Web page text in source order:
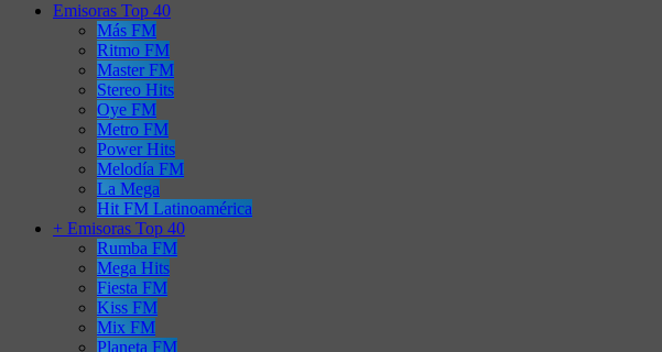
Emisoras Top 40
Más FM
Ritmo FM
Master FM
Stereo Hits
Oye FM
Metro FM
Power Hits
Melodía FM
La Mega
Hit FM Latinoamérica
+ Emisoras Top 40
Rumba FM
Mega Hits
Fiesta FM
Kiss FM
Mix FM
Planeta FM